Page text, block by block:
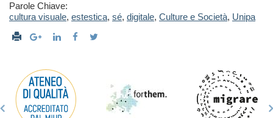
Parole Chiave:
cultura visuale, estestica, sé, digitale, Culture e Società, Unipa